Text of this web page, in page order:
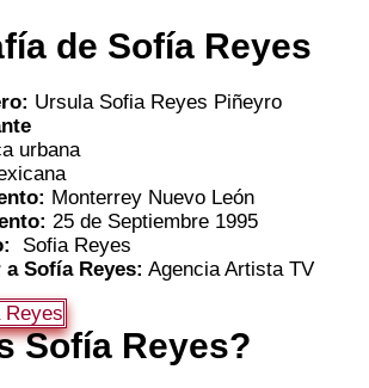
de Sofía Reyes
Ursula Sofia Reyes Piñeyro
urbana
Monterrey Nuevo León
25 de Septiembre 1995
Sofia Reyes
Sofía Reyes: Agencia Artista TV
Reyes
Sofía Reyes?